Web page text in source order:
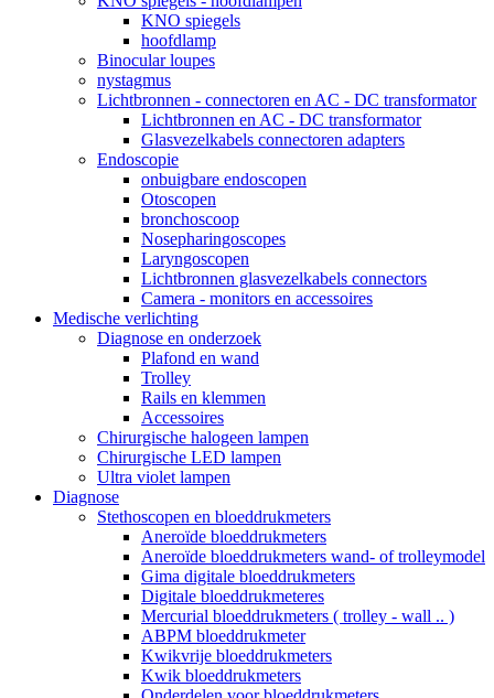
KNO spiegels
hoofdlamp
Binocular loupes
nystagmus
Lichtbronnen - connectoren en AC - DC transformator
Lichtbronnen en AC - DC transformator
Glasvezelkabels connectoren adapters
Endoscopie
onbuigbare endoscopen
Otoscopen
bronchoscoop
Nosepharingoscopes
Laryngoscopen
Lichtbronnen glasvezelkabels connectors
Camera - monitors en accessoires
Medische verlichting
Diagnose en onderzoek
Plafond en wand
Trolley
Rails en klemmen
Accessoires
Chirurgische halogeen lampen
Chirurgische LED lampen
Ultra violet lampen
Diagnose
Stethoscopen en bloeddrukmeters
Aneroïde bloeddrukmeters
Aneroïde bloeddrukmeters wand- of trolleymodel
Gima digitale bloeddrukmeters
Digitale bloeddrukmeteres
Mercurial bloeddrukmeters ( trolley - wall .. )
ABPM bloeddrukmeter
Kwikvrije bloeddrukmeters
Kwik bloeddrukmeters